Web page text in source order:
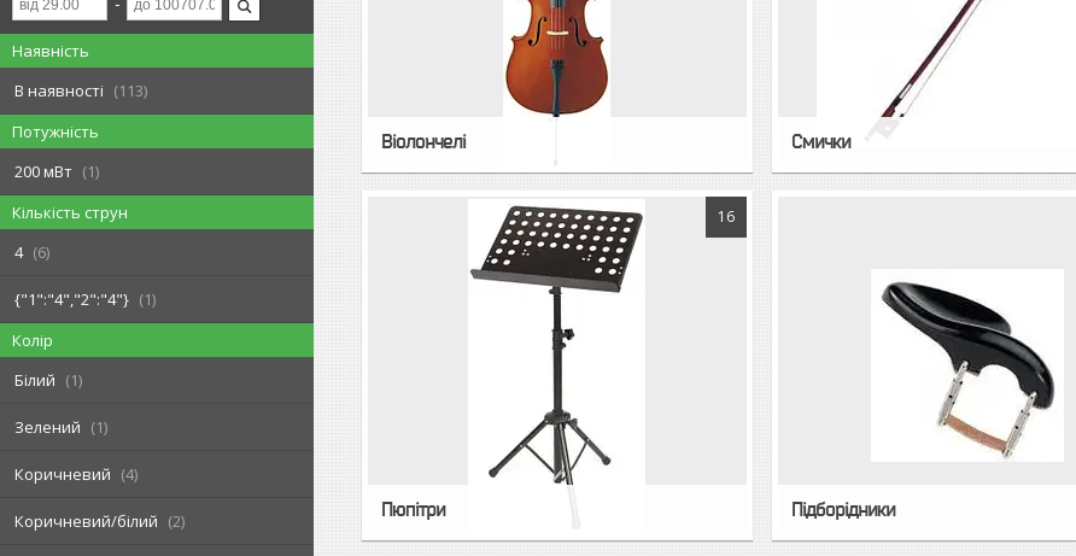
Наявність
В наявності
113
Потужність
200 мВт
1
Кількість струн
4
6
{"1":"4","2":"4"}
1
Колір
Білий
1
Зелений 1
Коричневий 4
Коричневий/білий 2
Віолончелі Смички
16
Пюпітри Підборідники